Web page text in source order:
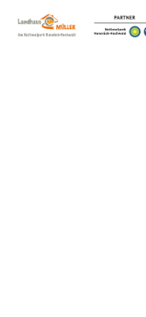
Inhalt